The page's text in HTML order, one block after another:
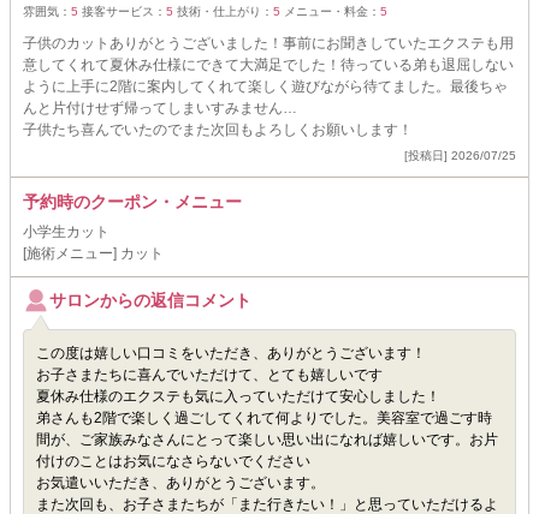
雰囲気： 5 接客サービス： 5 技術・仕上がり： 5 メニュー・料金： 5
子供のカットありがとうございました！事前にお聞きしていたエクステも用
意してくれて夏休み仕様にできて大満足でした！待っている弟も退屈しない
ように上手に2階に案内してくれて楽しく遊びながら待てました。最後ちゃ
んと片付けせず帰ってしまいすみません…
子供たち喜んでいたのでまた次回もよろしくお願いします！
[投稿日] 2026/07/25
予約時のクーポン・メニュー
小学生カット
[施術メニュー] カット
サロンからの返信コメント
この度は嬉しい口コミをいただき、ありがとうございます！
お子さまたちに喜んでいただけて、とても嬉しいです
夏休み仕様のエクステも気に入っていただけて安心しました！
弟さんも2階で楽しく過ごしてくれて何よりでした。美容室で過ごす時
間が、ご家族みなさんにとって楽しい思い出になれば嬉しいです。お片
付けのことはお気になさらないでください
お気遣いいただき、ありがとうございます。
また次回も、お子さまたちが「また行きたい！」と思っていただけるよ